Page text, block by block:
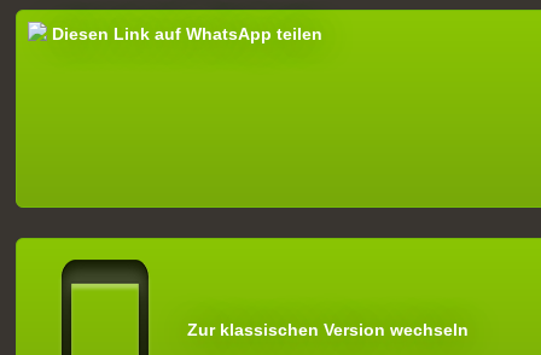
Diesen Link auf WhatsApp teilen
Zur klassischen Version wechseln